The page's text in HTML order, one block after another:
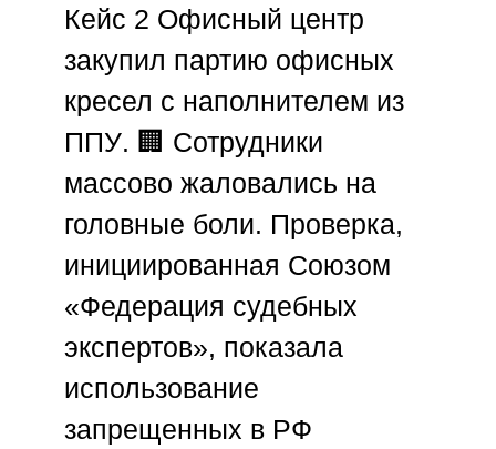
Кейс 2 Офисный центр
закупил партию офисных
кресел с наполнителем из
ППУ. 🏢 Сотрудники
массово жаловались на
головные боли. Проверка,
инициированная Союзом
«Федерация судебных
экспертов», показала
использование
запрещенных в РФ